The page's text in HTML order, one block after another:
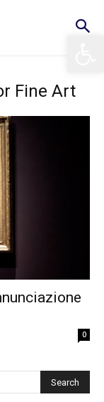
Fine Art
0